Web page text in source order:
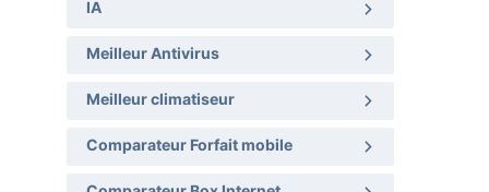
IA
Meilleur Antivirus
Meilleur climatiseur
Comparateur Forfait mobile